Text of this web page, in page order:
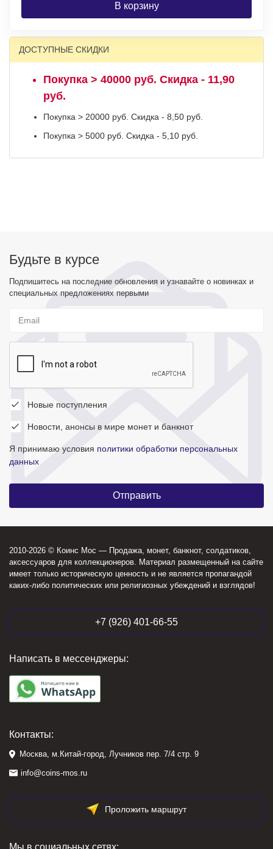
В корзину
ДОСТУПНЫЕ СКИДКИ
Покупка > 40000 руб. Скидка - 11,90
руб.
Покупка > 20000 руб. Скидка - 8,50 руб.
Покупка > 5000 руб. Скидка - 5,10 руб.
Будьте в курсе
Подпишитесь на последние обновления и узнавайте о новинках и
специальных предложениях первыми
Новые поступления
Новости, анонсы в мире монет и банкнот
Я принимаю условия политики обработки персональных
данных
2010-2026 © Коинс Мос — Продажа, монет, банкнот, солдатиков,
аксессуаров для коллекционеров. Материал размещенный на сайте
имеет только историческую ценность и не является пропагандой
каких-либо политических или религиозных убеждений и взглядов!
+7 (926) 401-66-55
Написать в мессенджеры:
Контакты:
Москва, м.Китай-город, Лучников пер. 7/4 стр. 9
info@coins-mos.ru
Проложить маршрут
Мы в социальных сетях: